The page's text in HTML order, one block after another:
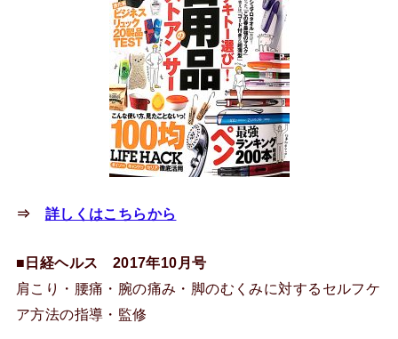
⇒ 詳しくはこちらから
■ 日経ヘルス 2017年10月号
肩こり・腰痛・腕の痛み・脚のむくみに対するセルフケ
ア方法の指導・監修